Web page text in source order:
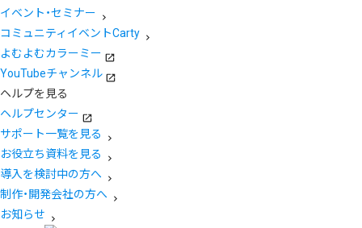
イベント・セミナー
コミュニティイベントCarty
よむよむカラーミー
YouTubeチャンネル
ヘルプを見る
ヘルプセンター
サポート一覧を見る
お役立ち資料を見る
導入を検討中の方へ
制作・開発会社の方へ
お知らせ